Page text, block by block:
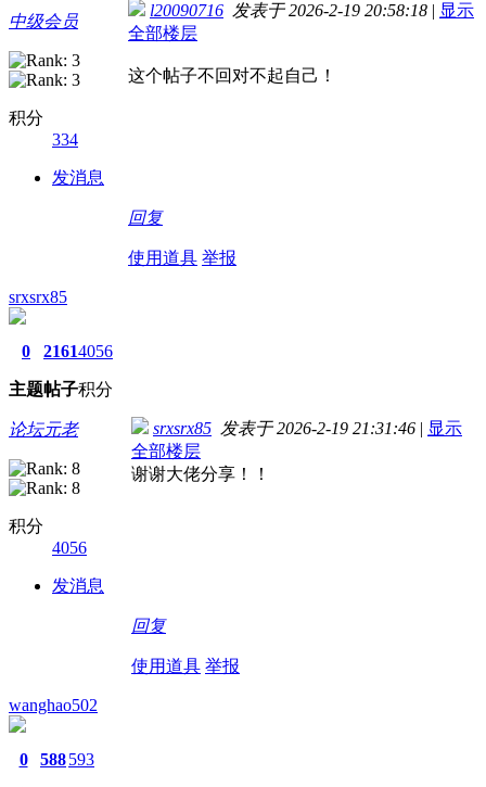
中级会员
积分
334
发消息
l20090716 发表于 2026-2-19 20:58:18 | 显示
全部楼层
这个帖子不回对不起自己！
回复
使用道具 举报
srxsrx85
0
主题
2161
帖子
4056
积分
论坛元老
积分
4056
发消息
srxsrx85 发表于 2026-2-19 21:31:46 | 显示
全部楼层
谢谢大佬分享！！
回复
使用道具 举报
wanghao502
0 588593